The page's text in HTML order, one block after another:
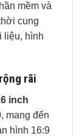
mềm và
cung
liệu, hình
rãi
inch
, mang đến
hình 16:9